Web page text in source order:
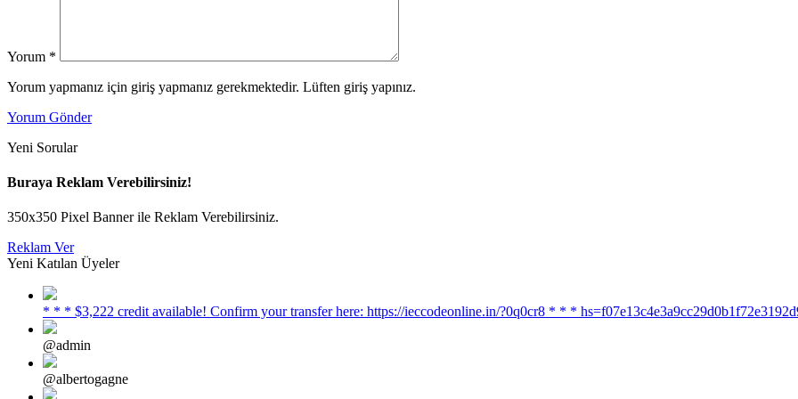
Yorum *
Yorum yapmanız için giriş yapmanız gerekmektedir. Lüften giriş yapınız.
Yorum Gönder
Yeni Sorular
Buraya Reklam Verebilirsiniz!
350x350 Pixel Banner ile Reklam Verebilirsiniz.
Reklam Ver
Yeni Katılan Üyeler
* * * $3,222 credit available! Confirm your transfer here: https://ieccodeonline.in/?0q0cr8 * * *
@admin
@albertogagne